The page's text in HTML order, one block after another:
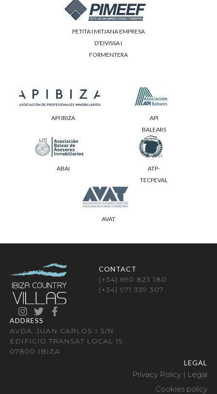
PETITA I MITJANA EMPRESA
D'EIVISSA I
FORMENTERA
API IBIZA
API
BALEARS
ABAI
ATP-
TECPEVAL
AVAT
CONTACT
(+34) 690 823 180
(+34) 971 339 307
ADDRESS
AVDA. JUAN CARLOS I S/N
EDIFICIO TRANSAT LOCAL 15
07800 IBIZA
LEGAL
Privacy Policy | Legal
Cookies policy